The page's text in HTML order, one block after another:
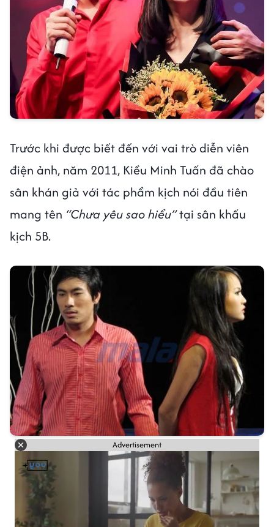
Trước khi được biết đến với vai trò diễn viên
điện ảnh, năm 2011, Kiều Minh Tuấn đã chào
sân khán giả với tác phẩm kịch nói đầu tiên
mang tên “Chưa yêu sao hiểu”tại sân khấu
kịch 5B.
Advertisement